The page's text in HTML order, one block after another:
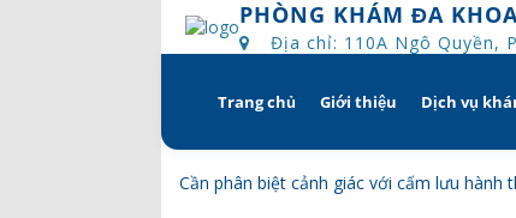
PHÒNG KHÁM ĐA
Địa chỉ: 110A Ngô Quyền,
Skip
Trang chủ Giới thiệu Dịch vụ
Cần phân biệt cảnh giác với cấm lưu hành